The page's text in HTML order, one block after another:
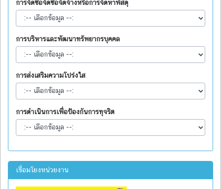
การจัดซื้อจัดซื้อจัดจ้างหรือการจัดหาพัสดุ
การบริหารและพัฒนาทรัพยากรบุคคล
การส่งเสริมความโปร่งใส
การดำเนินการเพื่อป้องกันการทุจริต
เชื่อมโยงหน่วยงาน